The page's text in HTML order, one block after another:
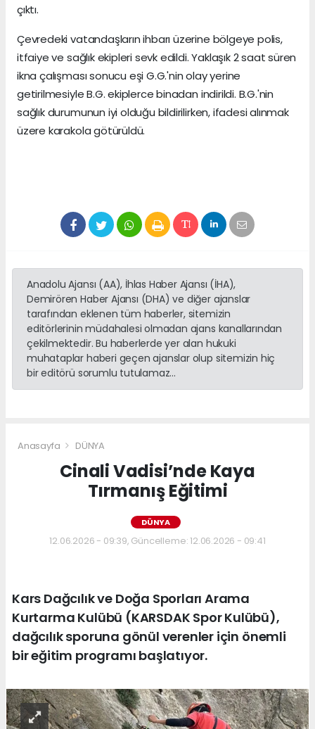
çıktı.
Çevredeki vatandaşların ihbarı üzerine bölgeye polis,
itfaiye ve sağlık ekipleri sevk edildi. Yaklaşık 2 saat süren
ikna çalışması sonucu eşi G.G.'nin olay yerine
getirilmesiyle B.G. ekiplerce binadan indirildi. B.G.'nin
sağlık durumunun iyi olduğu bildirilirken, ifadesi alınmak
üzere karakola götürüldü.
Anadolu Ajansı (AA), İhlas Haber Ajansı (İHA),
Demirören Haber Ajansı (DHA) ve diğer ajanslar
tarafından eklenen tüm haberler, sitemizin
editörlerinin müdahalesi olmadan ajans kanallarından
çekilmektedir. Bu haberlerde yer alan hukuki
muhataplar haberi geçen ajanslar olup sitemizin hiç
bir editörü sorumlu tutulamaz...
Anasayfa DÜNYA
Cinali Vadisi’nde Kaya
Tırmanış Eğitimi
DÜNYA
12.06.2026 - 09:39, Güncelleme: 12.06.2026 - 09:41
Kars Dağcılık ve Doğa Sporları Arama
Kurtarma Kulübü (KARSDAK Spor Kulübü),
dağcılık sporuna gönül verenler için önemli
bir eğitim programı başlatıyor.